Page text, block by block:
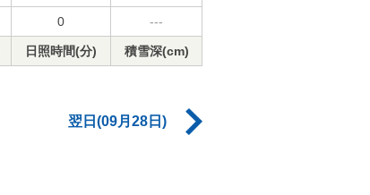
0 ---
日照時間(分) 積雪深(cm)
翌日(09月28日)